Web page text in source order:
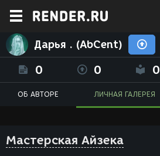
Дарья . (AbCent)
0 0 0
ОБ АВТОРЕ ЛИЧНАЯ ГАЛЕРЕЯ
Мастерская Айзека